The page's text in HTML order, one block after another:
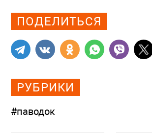
ПОДЕЛИТЬСЯ
РУБРИКИ
#паводок